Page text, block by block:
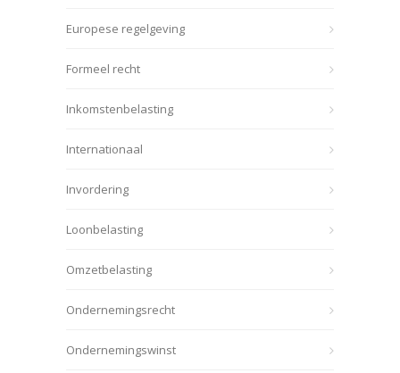
Europese regelgeving
Formeel recht
Inkomstenbelasting
Internationaal
Invordering
Loonbelasting
Omzetbelasting
Ondernemingsrecht
Ondernemingswinst